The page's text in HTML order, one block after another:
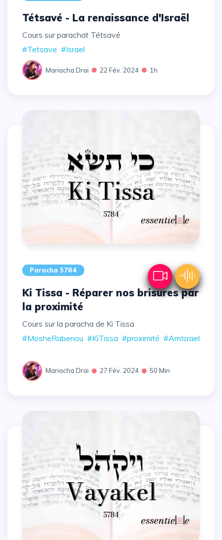
Tétsavé - La renaissance d'Israël
Cours sur parachat Tétsavé
#Tetsave #Israel
Mariacha Drai 22 Fév. 2024 1h
Paracha 5784
Ki Tissa - Réparer nos brisures par
la proximité
Cours sur la paracha de Ki Tissa
#MosheRabenou #KiTissa #proximité #AmIsrael
Mariacha Drai 27 Fév. 2024 50 Min